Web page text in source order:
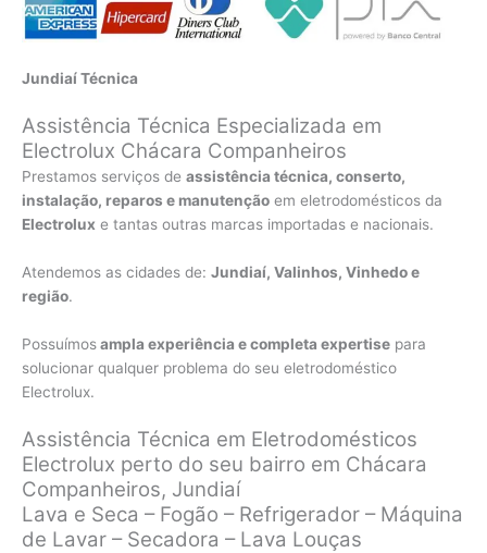
Jundiaí Técnica
Assistência Técnica Especializada em
Electrolux Chácara Companheiros
Prestamos serviços de assistência técnica, conserto,
instalação, reparos e manutenção em eletrodomésticos da
Electrolux e tantas outras marcas importadas e nacionais.
Atendemos as cidades de: Jundiaí, Valinhos, Vinhedo e
região.
Possuímosampla experiência e completa expertise para
solucionar qualquer problema do seu eletrodoméstico
Electrolux.
Assistência Técnica em Eletrodomésticos
Electrolux perto do seu bairro em Chácara
Companheiros, Jundiaí
Lava e Seca – Fogão – Refrigerador – Máquina
de Lavar – Secadora – Lava Louças